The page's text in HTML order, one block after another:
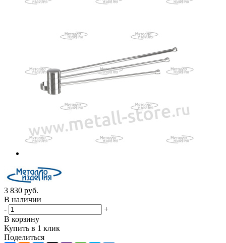
3 830 руб.
В наличии
-
+
В корзину
Купить в 1 клик
Поделиться